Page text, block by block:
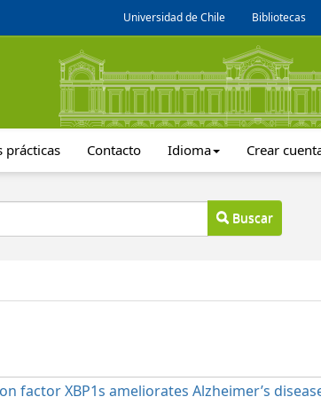
Universidad de Chile Bibliotecas
prácticas Contacto Idioma Crear
Buscar
factor XBP1s ameliorates Alzheimer’s